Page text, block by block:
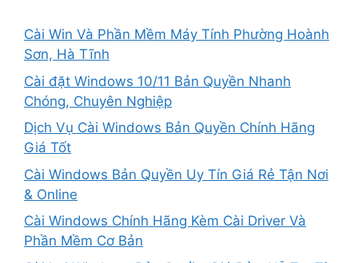
Cài Win Và Phần Mềm Máy Tính Phường Hoành
Sơn, Hà Tĩnh
Cài đặt Windows 10/11 Bản Quyền Nhanh
Chóng, Chuyên Nghiệp
Dịch Vụ Cài Windows Bản Quyền Chính Hãng
Giá Tốt
Cài Windows Bản Quyền Uy Tín Giá Rẻ Tận Nơi
& Online
Cài Windows Chính Hãng Kèm Cài Driver Và
Phần Mềm Cơ Bản